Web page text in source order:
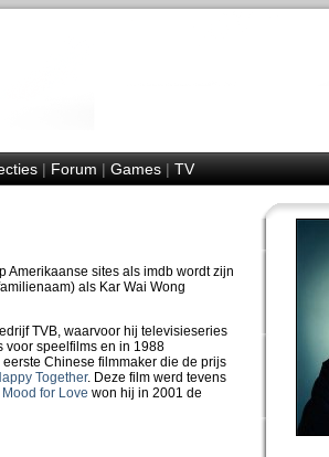
|Forum|Games|TV
Amerikaanse sites als imdb wordt zijn
als Kar Wai Wong
TVB, waarvoor hij televisieseries
voor speelfilms en in 1988
Chinese filmmaker die de prijs
Together. Deze film werd tevens
Mood for Love won hij in 2001 de